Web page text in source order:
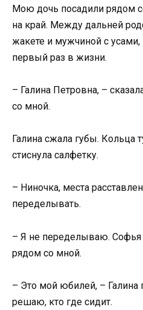
Мою дочь посадили рядом
на край. Между дальней
жакете и мужчиной с усами,
первый раз в жизни.
– Галина Петровна, –
со мной.
Галина сжала губы. Кольца
стиснула салфетку.
– Ниночка, места
переделывать.
– Я не переделываю. Софья
рядом со мной.
– Это мой юбилей, – Галина
решаю, кто где сидит.